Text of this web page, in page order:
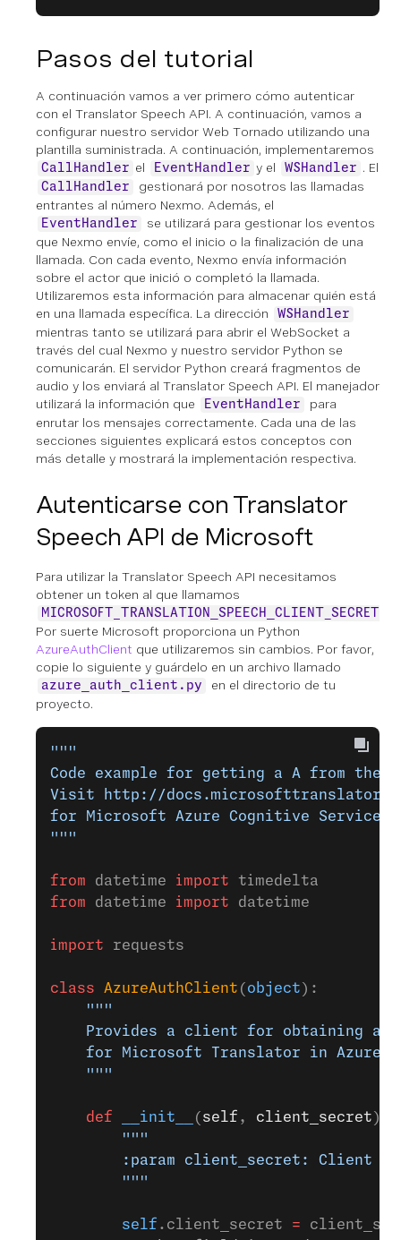
Pasos del tutorial
A continuación vamos a ver primero cómo autenticar
con el Translator Speech API. A continuación, vamos a
configurar nuestro servidor Web Tornado utilizando una
plantilla suministrada. A continuación, implementaremos
CallHandler el EventHandler y el WSHandler . El
CallHandler
gestionará por nosotros las llamadas
entrantes al número Nexmo. Además, el
EventHandler
se utilizará para gestionar los eventos
que Nexmo envíe, como el inicio o la finalización de una
llamada. Con cada evento, Nexmo envía información
sobre el actor que inició o completó la llamada.
Utilizaremos esta información para almacenar quién está
en una llamada específica. La dirección
WSHandler
mientras tanto se utilizará para abrir el WebSocket a
través del cual Nexmo y nuestro servidor Python se
comunicarán. El servidor Python creará fragmentos de
audio y los enviará al Translator Speech API. El manejador
utilizará la información que
EventHandler
para
enrutar los mensajes correctamente. Cada una de las
secciones siguientes explicará estos conceptos con
más detalle y mostrará la implementación respectiva.
Autenticarse con Translator
Speech API de Microsoft
Para utilizar la Translator Speech API necesitamos
obtener un token al que llamamos
MICROSOFT_TRANSLATION_SPEECH_CLIENT_SECRET
Por suerte Microsoft proporciona un Python
AzureAuthClient que utilizaremos sin cambios. Por favor,
copie lo siguiente y guárdelo en un archivo llamado
azure_auth_client.py
en el directorio de tu
proyecto.
"""
Code example for getting a A from the
Visit http://
for Microsoft Azure Cognitive
"""
from datetime import timedelta
from datetime import datetime
import requests
class AzureAuthClient ( object ):
    """
Provides a client for obtaining an
for Microsoft Translator in Azure
    """
    def
__init__ ( self , client_secret ):
        """
:param client_secret: Client
        """
        self
.client_secret =